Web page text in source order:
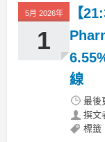
5月 2026年
1
【
線
最後
撰文
標籤